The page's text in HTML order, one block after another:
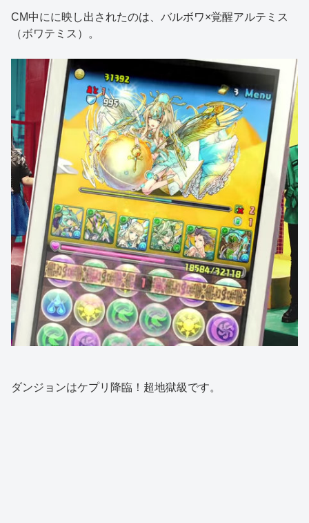
CM中にに映し出されたのは、バルボワ×覚醒アルテミス
（ボワテミス）。
ダンジョンはケプリ降臨！超地獄級です。